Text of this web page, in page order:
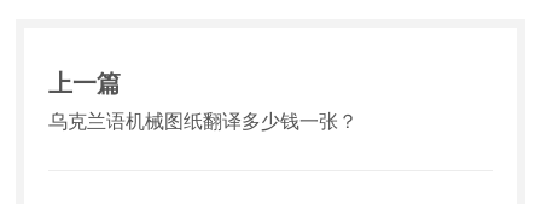
上一篇
乌克兰语机械图纸翻译多少钱一张？